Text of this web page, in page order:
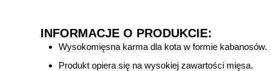
INFORMACJE O PRODUKCIE:
Wysokomięsna karma dla kota w formie kabanosów.
Produkt opiera się na wysokiej zawartości mięsa.